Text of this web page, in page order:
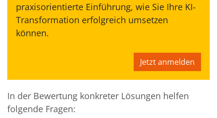
praxisorientierte Einführung, wie Sie Ihre KI-
Transformation erfolgreich umsetzen
können.
Jetzt anmelden
In der Bewertung konkreter Lösungen helfen
folgende Fragen: